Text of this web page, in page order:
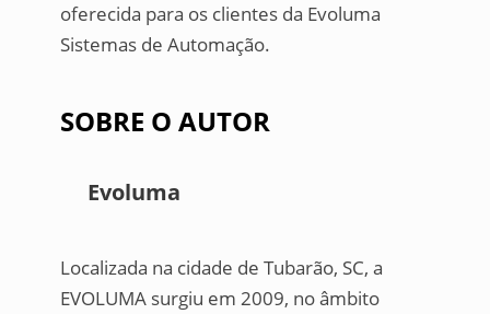
oferecida para os clientes da Evoluma
Sistemas de Automação.
SOBRE O AUTOR
Evoluma
Localizada na cidade de Tubarão, SC, a
EVOLUMA surgiu em 2009, no âmbito